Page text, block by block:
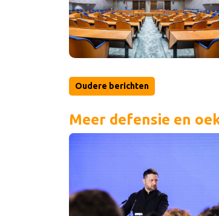
Oudere berichten
Meer defensie en